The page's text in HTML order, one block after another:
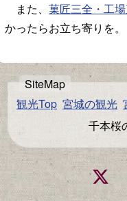
また、 菓匠三全・工
かったらお立ち寄りを。
観光Top 宮城の観光
千本桜